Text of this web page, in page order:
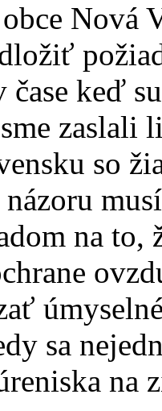
Nová
čase keď
zaslali
so
názoru
na to,
sa